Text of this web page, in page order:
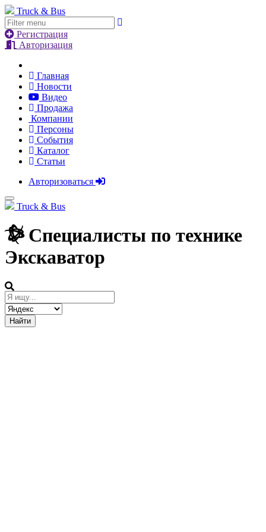
Truck & Bus
Регистрация
Авторизация
Главная
Новости
Видео
Продажа
Компании
Персоны
События
Каталог
Статьи
Авторизоваться
Truck & Bus
Специалисты по технике
Экскаватор